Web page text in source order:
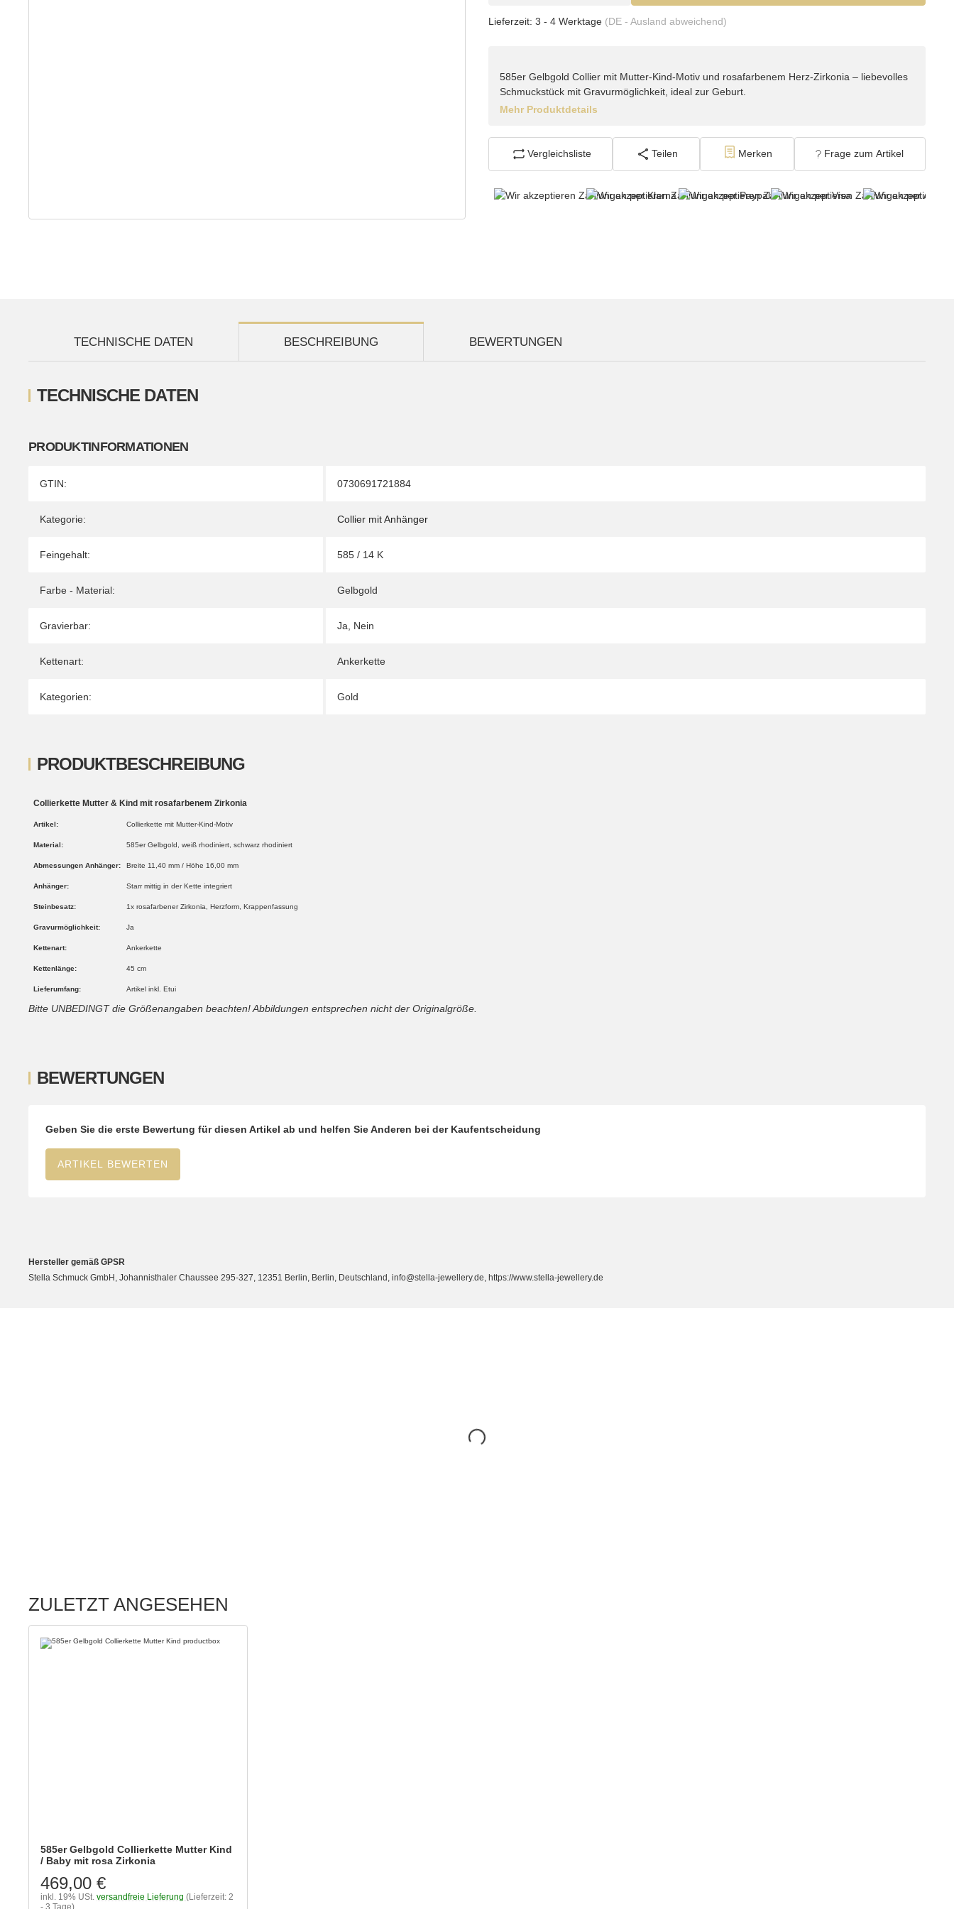
Lieferzeit: 3 - 4 Werktage (DE - Ausland abweichend)
585er Gelbgold Collier mit Mutter-Kind-Motiv und rosafarbenem Herz-Zirkonia – liebevolles
Schmuckstück mit Gravurmöglichkeit, ideal zur Geburt.
Mehr Produktdetails
Vergleichsliste Teilen Merken Frage zum Artikel
TECHNISCHE DATEN BESCHREIBUNG BEWERTUNGEN
TECHNISCHE DATEN
PRODUKTINFORMATIONEN
Produkteigenschaft
Wert
GTIN: 0730691721884
Kategorie: Collier mit Anhänger
Feingehalt: 585 / 14 K
Farbe - Material: Gelbgold
Gravierbar: Ja Nein
Kettenart: Ankerkette
Kategorien: Gold
PRODUKTBESCHREIBUNG
Collierkette Mutter & Kind mit rosafarbenem Zirkonia
Artikel: Collierkette mit Mutter-Kind-Motiv
Material: 585er Gelbgold, weiß rhodiniert, schwarz rhodiniert
Abmessungen Anhänger: Breite 11,40 mm / Höhe 16,00 mm
Anhänger: Starr mittig in der Kette integriert
Steinbesatz: 1x rosafarbener Zirkonia, Herzform, Krappenfassung
Gravurmöglichkeit: Ja
Kettenart: Ankerkette
Kettenlänge: 45 cm
Lieferumfang: Artikel inkl. Etui
Bitte UNBEDINGT die Größenangaben beachten! Abbildungen entsprechen nicht der Originalgröße.
BEWERTUNGEN
Geben Sie die erste Bewertung für diesen Artikel ab und helfen Sie Anderen bei der Kaufentscheidung
ARTIKEL BEWERTEN
Hersteller gemäß GPSR
Stella Schmuck GmbH, Johannisthaler Chaussee 295-327, 12351 Berlin, Berlin, Deutschland, info@stella-jewellery.de, https://www.stella-jewellery.de
ZULETZT ANGESEHEN
585er Gelbgold Collierkette Mutter Kind
/ Baby mit rosa Zirkonia
469,00 €
inkl. 19% USt. versandfreie Lieferung (Lieferzeit: 2
- 3 Tage)